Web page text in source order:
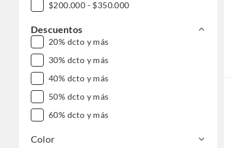
$200.000 - $350.000
Descuentos
20% dcto y más
30% dcto y más
40% dcto y más
50% dcto y más
60% dcto y más
Color